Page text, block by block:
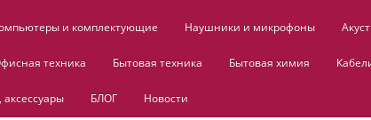
и комплектующие Наушники и микрофоны
техника Бытовая техника Бытовая химия
БЛОГ Новости